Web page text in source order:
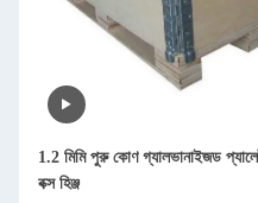
1.2 মিমি পুরু কোণ গ্যালভানাইজড
বক্স হিঞ্জ